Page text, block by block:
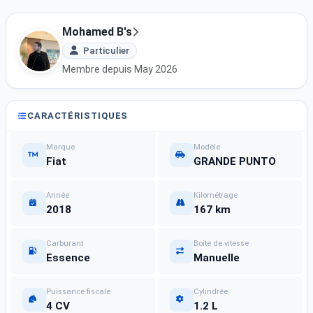
Mohamed B's
Particulier
Membre depuis May 2026
CARACTÉRISTIQUES
Marque
Fiat
Modèle
GRANDE PUNTO
Année
2018
Kilométrage
167 km
Carburant
Essence
Boîte de vitesse
Manuelle
Puissance fiscale
4 CV
Cylindrée
1.2 L